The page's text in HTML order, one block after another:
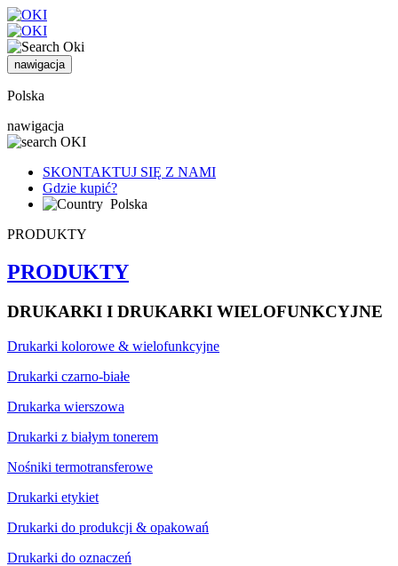
nawigacja
Polska
nawigacja
SKONTAKTUJ SIĘ Z NAMI
Gdzie kupić?
Polska
PRODUKTY
PRODUKTY
DRUKARKI I DRUKARKI WIELOFUNKCYJNE
Drukarki kolorowe & wielofunkcyjne
Drukarki czarno-białe
Drukarka wierszowa
Drukarki z białym tonerem
Nośniki termotransferowe
Drukarki etykiet
Drukarki do produkcji & opakowań
Drukarki do oznaczeń